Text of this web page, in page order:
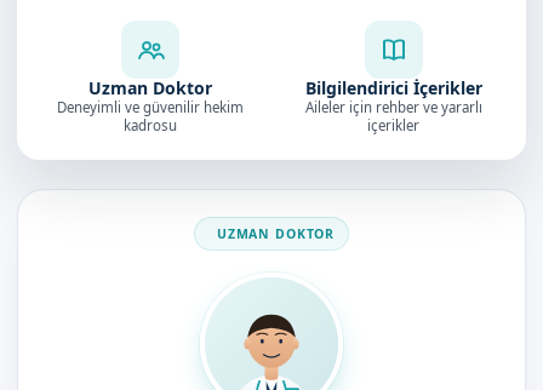
Uzman Doktor
Deneyimli ve güvenilir hekim
kadrosu
Bilgilendirici İçerikler
Aileler için rehber ve yararlı
içerikler
Doktorumuz